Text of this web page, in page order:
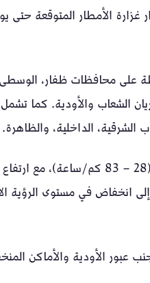
اليوم الأربعاء التنبيه رقم (3) بشأن استمرار غزارة الأمطار
على محافظات ظفار،
بين 20 و50 ملم قد تؤدي إلى جريان الشعاب والأودية.
الداخلية، والظاهرة.
وبيّن التنبيه أن الرياح الهابطة النشطة قد تتراوح سرعتها بين 15 – 45 عقدة (28 – 83
لبحر العرب ليصل بين 3 – 4 أمتار، إضافة إلى انخفاض في مستوى
عبور الأودية والأماكن